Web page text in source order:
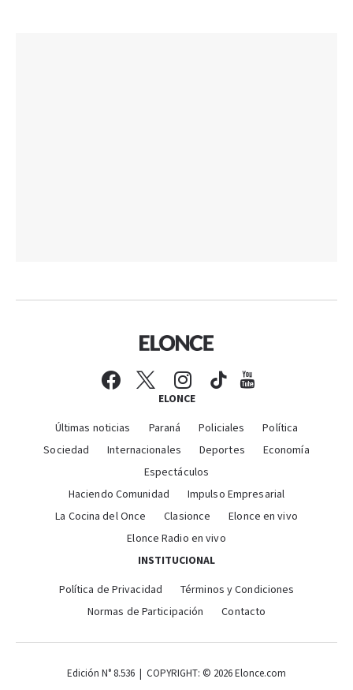
ELONCE
Últimas noticias Paraná Policiales
Política
Sociedad
Internacionales Deportes
Economía
Espectáculos
Haciendo Comunidad
Impulso Empresarial
La Cocina del Once
Clasionce
Elonce en vivo
Elonce Radio en vivo
INSTITUCIONAL
Política de Privacidad
Términos y Condiciones
Normas de Participación
Contacto
Edición N° 8.536 | COPYRIGHT: © 2026 Elonce.com